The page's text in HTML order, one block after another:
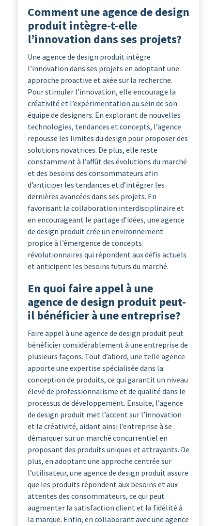
Comment une agence de design
produit intègre-t-elle
l’innovation dans ses projets?
Une agence de design produit intègre
l’innovation dans ses projets en adoptant une
approche proactive et axée sur la recherche.
Pour stimuler l’innovation, elle encourage la
créativité et l’expérimentation au sein de son
équipe de designers. En explorant de nouvelles
technologies, tendances et concepts, l’agence
repousse les limites du design pour proposer des
solutions novatrices. De plus, elle reste
constamment à l’affût des évolutions du marché
et des besoins des consommateurs afin
d’anticiper les tendances et d’intégrer les
dernières avancées dans ses projets. En
favorisant la collaboration interdisciplinaire et
en encourageant le partage d’idées, une agence
de design produit crée un environnement
propice à l’émergence de concepts
révolutionnaires qui répondent aux défis actuels
et anticipent les besoins futurs du marché.
En quoi faire appel à une
agence de design produit peut-
il bénéficier à une entreprise?
Faire appel à une agence de design produit peut
bénéficier considérablement à une entreprise de
plusieurs façons. Tout d’abord, une telle agence
apporte une expertise spécialisée dans la
conception de produits, ce qui garantit un niveau
élevé de professionnalisme et de qualité dans le
processus de développement. Ensuite, l’agence
de design produit met l’accent sur l’innovation
et la créativité, aidant ainsi l’entreprise à se
démarquer sur un marché concurrentiel en
proposant des produits uniques et attrayants. De
plus, en adoptant une approche centrée sur
l’utilisateur, une agence de design produit assure
que les produits répondent aux besoins et aux
attentes des consommateurs, ce qui peut
augmenter la satisfaction client et la fidélité à
la marque. Enfin, en collaborant avec une agence